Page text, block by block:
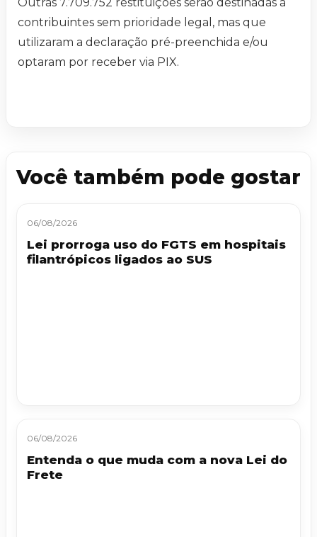
contribuintes sem prioridade legal, mas que
utilizaram a declaração pré-preenchida e/ou
optaram por receber via PIX.
Você também pode gostar
06/08/2026
Lei prorroga uso do FGTS em hospitais
filantrópicos ligados ao SUS
06/08/2026
Entenda o que muda com a nova Lei do
Frete